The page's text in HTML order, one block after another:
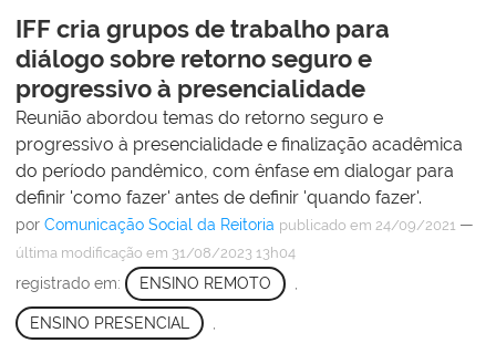
IFF cria grupos de trabalho para
diálogo sobre retorno seguro e
progressivo à presencialidade
Reunião abordou temas do retorno seguro e
progressivo à presencialidade e finalização acadêmica
do período pandêmico, com ênfase em dialogar para
definir 'como fazer' antes de definir 'quando fazer'.
por Comunicação Social da Reitoria publicado em 24/09/2021 —
última modificação em 31/08/2023 13h04
registrado em: ENSINO REMOTO
ENSINO PRESENCIAL